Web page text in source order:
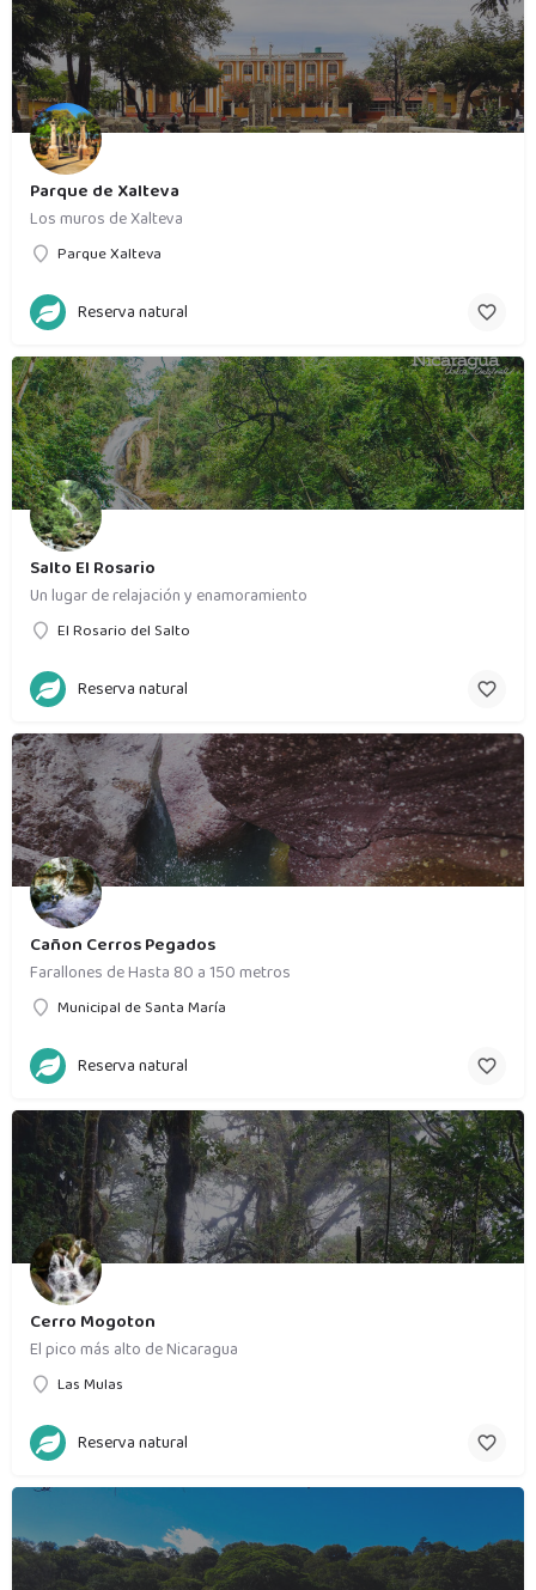
Parque de Xalteva
Los muros de Xalteva
Parque Xalteva
Reserva natural
Salto El Rosario
Un lugar de relajación y enamoramiento
El Rosario del Salto
Reserva natural
Cañon Cerros Pegados
Farallones de Hasta 80 a 150 metros
Municipal de Santa María
Reserva natural
Cerro Mogoton
El pico más alto de Nicaragua
Las Mulas
Reserva natural